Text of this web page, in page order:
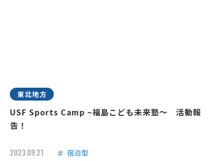
東北地方
USF Sports Camp ~福島こども未来塾～ 活動報
告！
2023.09.21 宿泊型